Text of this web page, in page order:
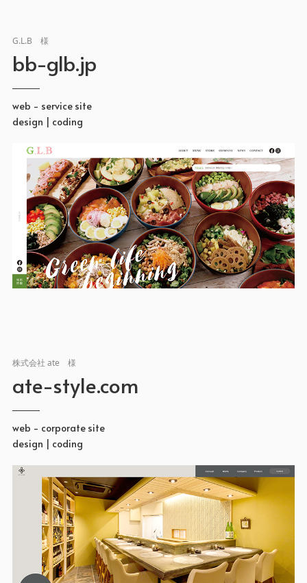
G.L.B 様
bb-glb.jp
web - service site
design | coding
株式会社 ate 様
ate-style.com
web - corporate site
design | coding